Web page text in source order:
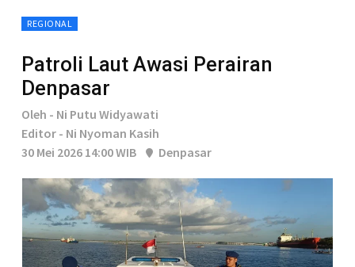
REGIONAL
Patroli Laut Awasi Perairan
Denpasar
Oleh - Ni Putu Widyawati
Editor - Ni Nyoman Kasih
30 Mei 2026 14:00 WIB
Denpasar